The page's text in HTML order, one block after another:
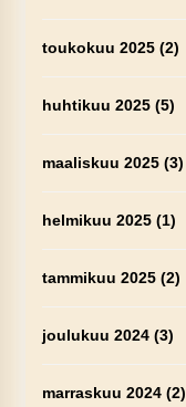
toukokuu 2025(2)
huhtikuu 2025(5)
maaliskuu 2025(3)
helmikuu 2025(1)
tammikuu 2025(2)
joulukuu 2024(3)
marraskuu 2024(2)